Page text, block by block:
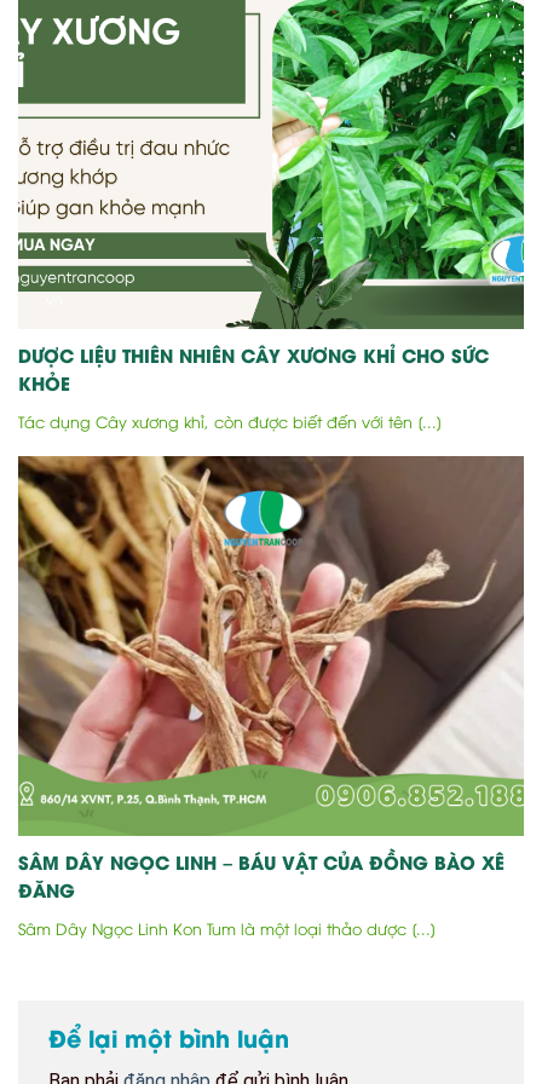
DƯỢC LIỆU THIÊN NHIÊN CÂY XƯƠNG KHỈ CHO SỨC
KHỎE
Tác dụng Cây xương khỉ, còn được biết đến với tên [...]
SÂM DÂY NGỌC LINH – BÁU VẬT CỦA ĐỒNG BÀO XÊ
ĐĂNG
Sâm Dây Ngọc Linh Kon Tum là một loại thảo dược [...]
Để lại một bình luận